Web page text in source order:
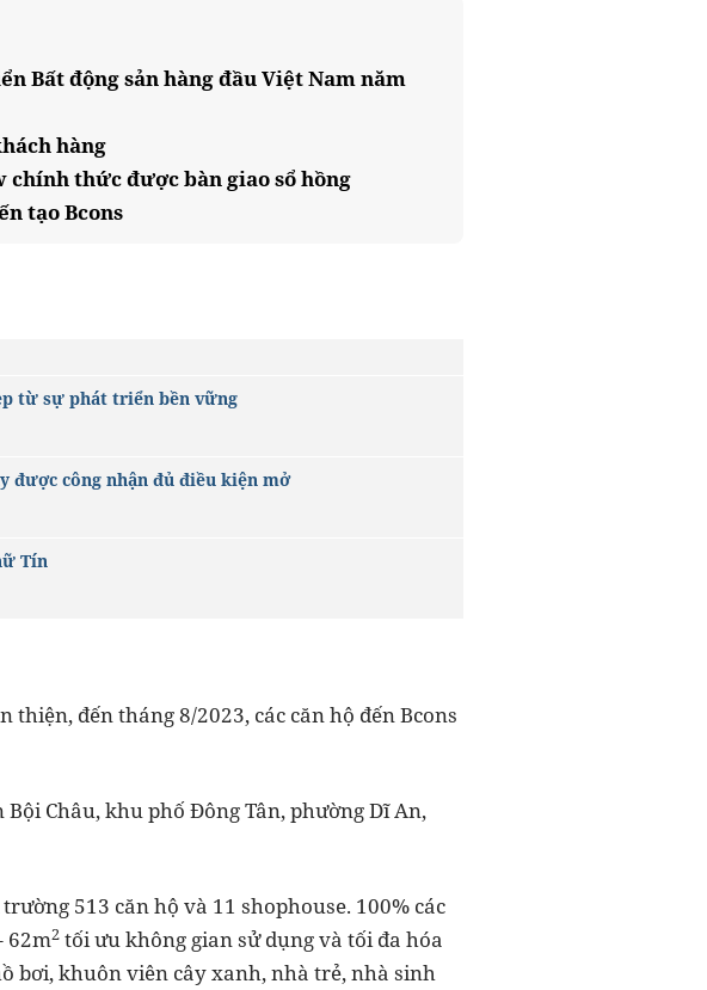
Bất động sản hàng đầu Việt Nam năm
hàng
chính thức được bàn giao sổ hồng
tạo Bcons
từ sự phát triển bền vững
được công nhận đủ điều kiện mở
Tín
đến tháng 8/2023, các căn hộ đến Bcons
Châu, khu phố Đông Tân, phường Dĩ An,
513 căn hộ và 11 shophouse. 100% các
62m2 tối ưu không gian sử dụng và tối đa hóa
bơi, khuôn viên cây xanh, nhà trẻ, nhà sinh